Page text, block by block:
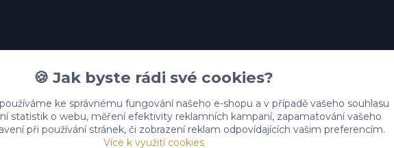
🍪 Jak byste rádi své cookies?
ke správnému fungování našeho e-shopu a v případě vašeho souhlasu
statistik o webu, měření efektivity reklamních kampaní, zapamatování vašeho
při používání stránek, či zobrazení reklam odpovídajících vašim preferencím.
Více k využití cookies